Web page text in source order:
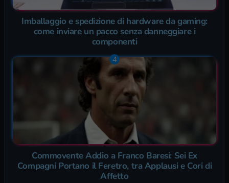
Imballaggio e spedizione di hardware da gaming:
come inviare un pacco senza danneggiare i
componenti
Commovente Addio a Franco Baresi: Sei Ex
Compagni Portano il Feretro, tra Applausi e Cori di
Affetto